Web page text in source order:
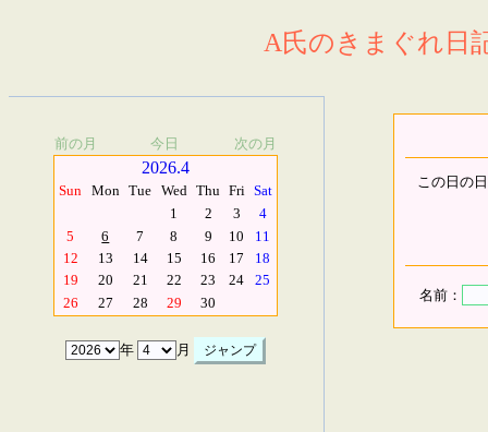
A氏のきまぐれ日
前の月 今日 次の月
2026.4
Sun Mon Tue Wed Thu Fri Sat
1
2 3
4
5
6 7 8 9 10
11
12
13 14 15 16 17
18
19
20 21 22 23 24
25
26
27 28 29 30
年 月
この日の
名前：